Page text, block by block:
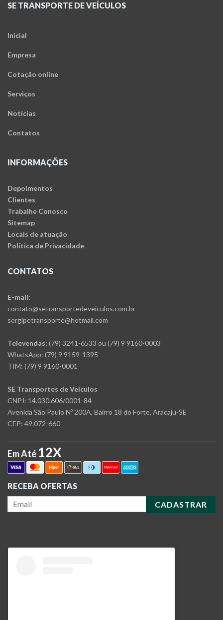
SE TRANSPORTE DE VEÍCULOS
Inicial
Empresa
Cotação online
Serviços
Notícias
Contatos
INFORMAÇÕES
Depoimentos
Clientes
Trabalhe Conosco
Sitemap
Locais de atuação
Política de Privacidade
CONTATOS
E-mail:
contato@setransportedeveiculos.com.br
sergipetransporte@hotmail.com
Televendas: (79) 3241-6533 ou (79) 9 9160-0003
WhatsApp: (79) 9 9159-1395
TIM: (79) 9 9160-0001
SE Transportes de Veículos
CNPJ: 14.030.606/0001-84
Avenida São Paulo Nº 200A, Bairro 18 do Forte, Aracaju-SE
CEP: 49.072-660
Em Até 12X
RECEBA OFERTAS
CADASTRAR